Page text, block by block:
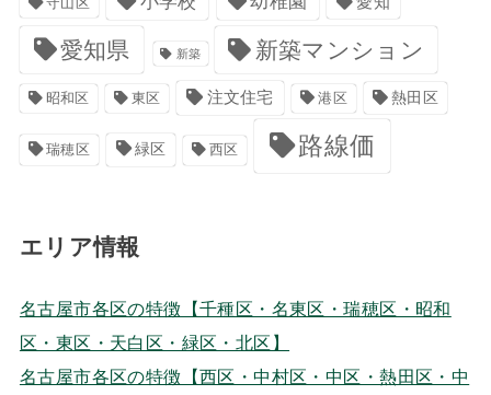
愛知県 新築 新築マンション
昭和区 東区 注文住宅 港区 熱田区
瑞穂区 緑区 西区 路線価
エリア情報
名古屋市各区の特徴【千種区・名東区・瑞穂区・昭和
区・東区・天白区・緑区・北区】
名古屋市各区の特徴【西区・中村区・中区・熱田区・中